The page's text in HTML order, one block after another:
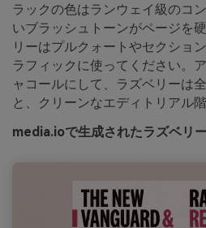
ラックの色はランウェイ級のコ
いブラッシュトーンがページを
リーはプルクォートやセクショ
ラフィックに使ってください。
ャコールにして、ラズベリーは
と、クリーンなエディトリアル
media.ioで生成されたラズベリ